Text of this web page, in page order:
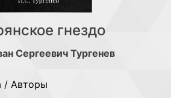
гнездо
Сергеевич Тургенев
/ Авторы